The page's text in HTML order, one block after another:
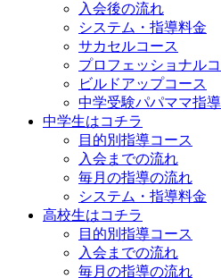
入会後の流れ
システム・指導料金
サカセルコース
プロフェッショナル
ビルドアップコース
中学受験パパママ指
中学生はコチラ
目的別指導コース
入会までの流れ
毎月の指導の流れ
システム・指導料金
高校生はコチラ
目的別指導コース
入会までの流れ
毎月の指導の流れ